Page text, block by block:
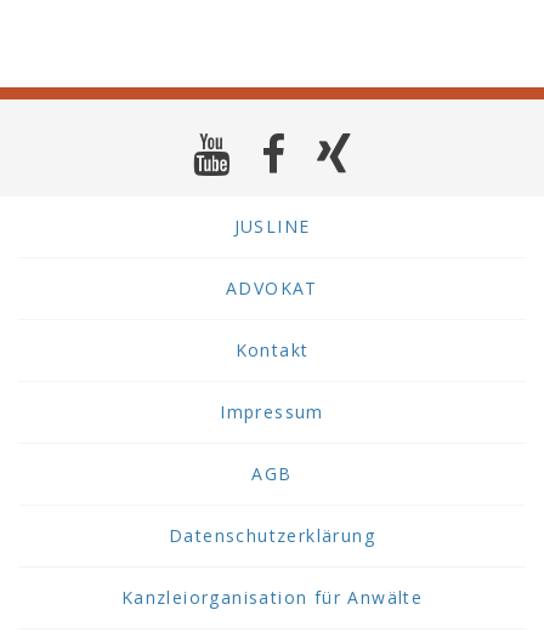
JUSLINE
ADVOKAT
Kontakt
Impressum
AGB
Datenschutzerklärung
Kanzleiorganisation für Anwälte